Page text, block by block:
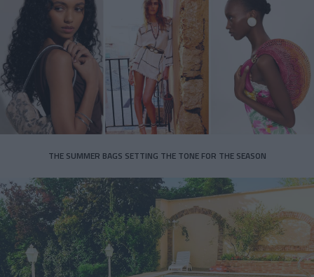
THE SUMMER BAGS SETTING THE TONE FOR THE SEASON